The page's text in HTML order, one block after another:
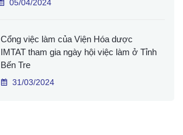
05/04/2024
Cổng việc làm của Viện Hóa dược
IMTAT tham gia ngày hội việc làm ở Tỉnh
Bến Tre
31/03/2024